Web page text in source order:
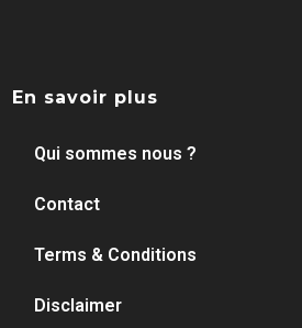
En savoir plus
Qui sommes nous ?
Contact
Terms & Conditions
Disclaimer